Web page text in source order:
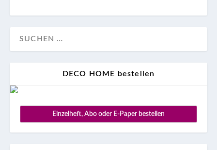
DECO HOME bestellen
Einzelheft, Abo oder E-Paper bestellen